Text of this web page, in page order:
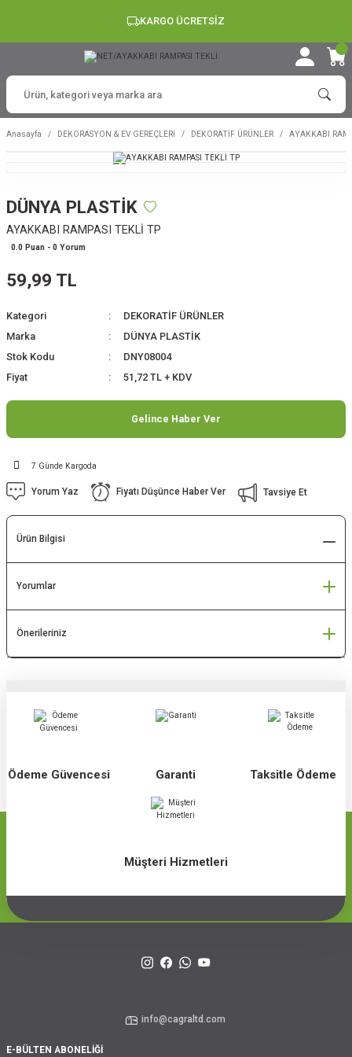
KARGO ÜCRETSİZ
Anasayfa DEKORASYON & EV GEREÇLERİ DEKORATİF ÜRÜNLER AYAKKABI
DÜNYA PLASTİK
AYAKKABI RAMPASI TEKLİ TP
0.0 Puan - 0 Yorum
59,99 TL
Kategori
DEKORATİF ÜRÜNLER
Marka
DÜNYA PLASTİK
Stok Kodu
DNY08004
Fiyat
51,72 TL + KDV
Gelince Haber Ver
7 Günde Kargoda
Yorum Yaz Fiyatı Düşünce Haber Ver Tavsiye Et
Ürün Bilgisi
Yorumlar
Önerileriniz
Ödeme Güvencesi Garanti Taksitle Ödeme
Müşteri Hizmetleri
info@cagraltd.com
E-BÜLTEN ABONELİĞİ